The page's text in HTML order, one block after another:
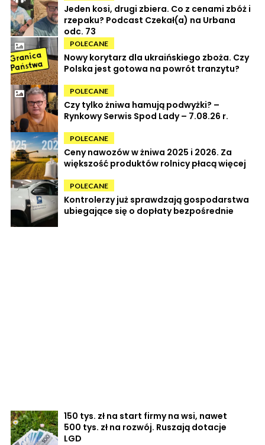
Jeden kosi, drugi zbiera. Co z cenami zbóż i
rzepaku? Podcast Czekał(a) na Urbana
odc. 73
POLECANE
Nowy korytarz dla ukraińskiego zboża. Czy
Polska jest gotowa na powrót tranzytu?
POLECANE
Czy tylko żniwa hamują podwyżki? –
Rynkowy Serwis Spod Lady – 7.08.26 r.
POLECANE
Ceny nawozów w żniwa 2025 i 2026. Za
większość produktów rolnicy płacą więcej
POLECANE
Kontrolerzy już sprawdzają gospodarstwa
ubiegające się o dopłaty bezpośrednie
150 tys. zł na start firmy na wsi, nawet
500 tys. zł na rozwój. Ruszają dotacje
LGD